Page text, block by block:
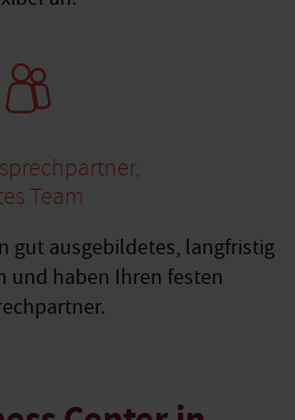
Team
gut ausgebildetes, langfristig
und haben Ihren festen